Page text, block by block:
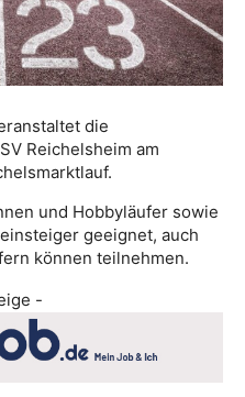
die
Reichelsheim am
und Hobbyläufer sowie
geeignet, auch
können teilnehmen.
-